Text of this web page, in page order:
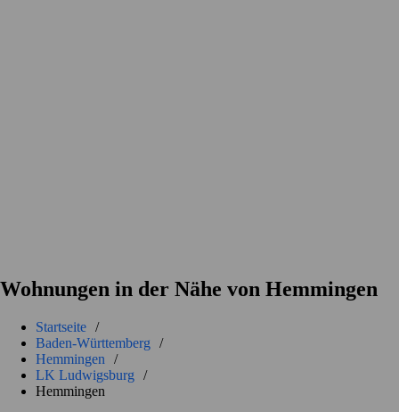
Wohnungen in der Nähe von Hemmingen
Startseite /
Baden-Württemberg
/
Hemmingen
/
LK Ludwigsburg
/
Hemmingen